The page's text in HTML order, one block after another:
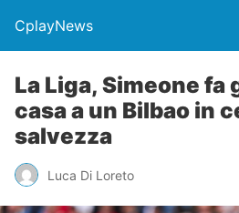
CplayNews
La Liga, Simeone fa
casa a un Bilbao in
salvezza
Luca Di Loreto